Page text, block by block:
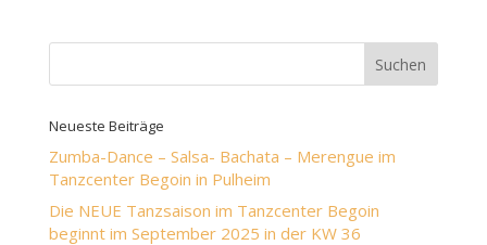
Neueste Beiträge
Zumba-Dance – Salsa- Bachata – Merengue im
Tanzcenter Begoin in Pulheim
Die NEUE Tanzsaison im Tanzcenter Begoin
beginnt im September 2025 in der KW 36